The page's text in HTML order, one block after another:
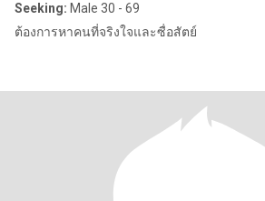
Seeking: Male 30 - 69
ต้องการหาคนที่จริงใจและซื่อสัตย์